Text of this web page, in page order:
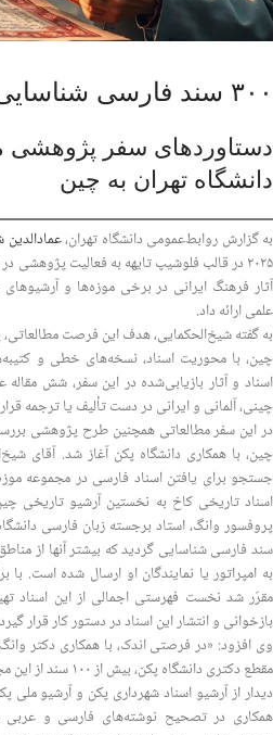
۳۰۰ سند فارسی شناسایی شد
دستاوردهای سفر
دانشگاه تهران به چین
به گزارش روابط‌عمومی دانشگاه تهران،
۲۰۲۵ در قالب فلوشیپ تایهه به فعالیت
آثار فرهنگ ایرانی در برخی موزه‌ها و
علمی ارائه داد.
به گفته شیخ‌الحکمایی، هدف این فرصت
چین، با محوریت اسناد، نسخه‌های خطی و
اسناد و آثار بازیابی‌شده در این سفر، شش
چینی، آلمانی و ایرانی در دست تألیف یا ترجمه
در این سفر مطالعاتی همچنین طرح پژوهشی
چین، با همکاری دانشگاه پکن آغاز شد. آقای
جستجو برای یافتن اسناد فارسی در مجموعه
اسناد تاریخی کاخ به نخستین آرشیو تاریخی
سند فارسی شناسایی گردید که بیشتر آنها از
به امپراتور یا نمایندگان او ارسال شده است. با
مقرّر شد نخست فهرستی اجمالی از این
بازخوانی و انتشار این اسناد در دستور کار قرار
وی افزود: «در فرصتی اندک، با همکاری دکتر
مقطع دکتری دانشگاه پکن، بیش از ۱۰۰ سند از این مجموعه بررسی و فهرست‌برداری شد.»
دیدار از آرشیو اسناد شهرداری پکن و آرشیو ملی
همکاری در تصحیح نوشته‌های فارسی و